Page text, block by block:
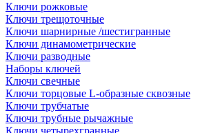
Ключи рожковые
Ключи трещоточные
Ключи шарнирные /шестигранные
Ключи динамометрические
Ключи разводные
Наборы ключей
Ключи свечные
Ключи торцовые L-образные сквозные
Ключи трубчатые
Ключи трубные рычажные
Ключи четырехгранные